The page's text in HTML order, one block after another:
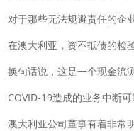
对于那些无法规避责任的企
在澳大利亚，资不抵债的检
换句话说，这是一个现金流
COVID-19造成的业务中断
澳大利亚公司董事有着非常